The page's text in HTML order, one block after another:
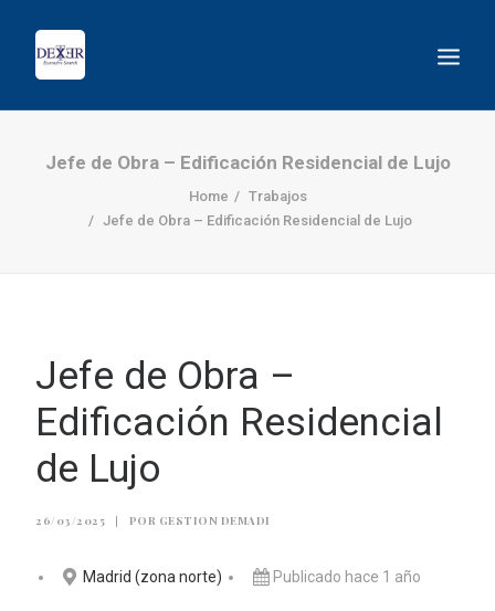
BUSCAR
Jefe de Obra – Edificación Residencial de Lujo
Home
Trabajos
Jefe de Obra – Edificación Residencial de Lujo
Jefe de Obra –
Edificación Residencial
de Lujo
26/03/2025 | POR GESTION DEMADI
Madrid (zona norte) Publicado hace 1 año